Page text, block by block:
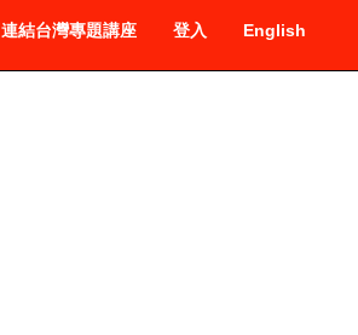
連結台灣專題講座 登入 English